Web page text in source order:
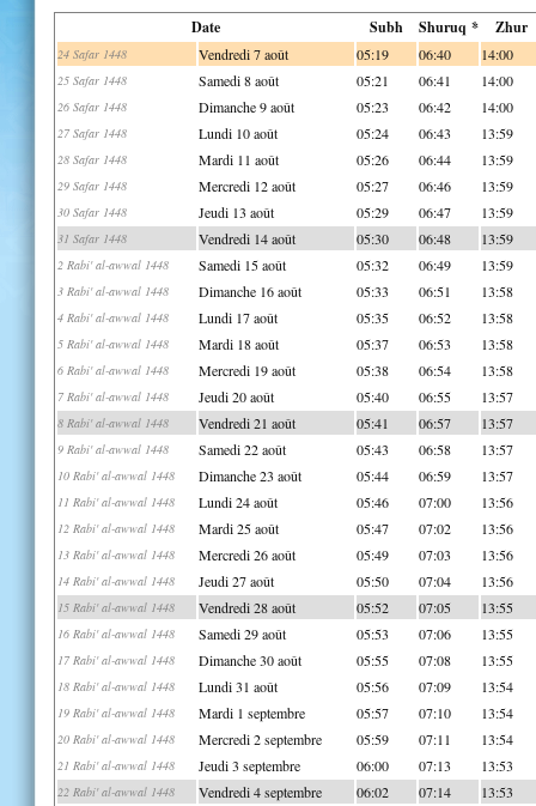
Date Subh Shuruq * Zhur
24 Safar 1448 Vendredi 7 août 05:19 06:40 14:00
25 Safar 1448 Samedi 8 août 05:21 06:41 14:00
26 Safar 1448 Dimanche 9 août 05:23 06:42 14:00
27 Safar 1448 Lundi 10 août 05:24 06:43 13:59
28 Safar 1448 Mardi 11 août 05:26 06:44 13:59
29 Safar 1448 Mercredi 12 août 05:27 06:46 13:59
30 Safar 1448 Jeudi 13 août 05:29 06:47 13:59
31 Safar 1448 Vendredi 14 août 05:30 06:48 13:59
2 Rabi' al-awwal 1448 Samedi 15 août 05:32 06:49 13:59
3 Rabi' al-awwal 1448 Dimanche 16 août 05:33 06:51 13:58
4 Rabi' al-awwal 1448 Lundi 17 août 05:35 06:52 13:58
5 Rabi' al-awwal 1448 Mardi 18 août 05:37 06:53 13:58
6 Rabi' al-awwal 1448 Mercredi 19 août 05:38 06:54 13:58
7 Rabi' al-awwal 1448 Jeudi 20 août 05:40 06:55 13:57
8 Rabi' al-awwal 1448 Vendredi 21 août 05:41 06:57 13:57
9 Rabi' al-awwal 1448 Samedi 22 août 05:43 06:58 13:57
10 Rabi' al-awwal 1448 Dimanche 23 août 05:44 06:59 13:57
11 Rabi' al-awwal 1448 Lundi 24 août 05:46 07:00 13:56
12 Rabi' al-awwal 1448 Mardi 25 août 05:47 07:02 13:56
13 Rabi' al-awwal 1448 Mercredi 26 août 05:49 07:03 13:56
14 Rabi' al-awwal 1448 Jeudi 27 août 05:50 07:04 13:56
15 Rabi' al-awwal 1448 Vendredi 28 août 05:52 07:05 13:55
16 Rabi' al-awwal 1448 Samedi 29 août 05:53 07:06 13:55
17 Rabi' al-awwal 1448 Dimanche 30 août 05:55 07:08 13:55
18 Rabi' al-awwal 1448 Lundi 31 août 05:56 07:09 13:54
19 Rabi' al-awwal 1448 Mardi 1 septembre 05:57 07:10 13:54
20 Rabi' al-awwal 1448 Mercredi 2 septembre 05:59 07:11 13:54
21 Rabi' al-awwal 1448 Jeudi 3 septembre 06:00 07:13 13:53
22 Rabi' al-awwal 1448 Vendredi 4 septembre 06:02 07:14 13:53